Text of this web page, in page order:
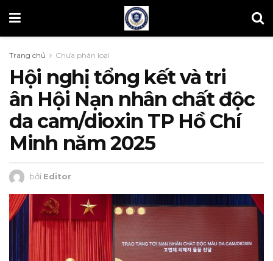
Trang chủ Chưa phân loại
Hội nghị tổng kết và tri
ân Hội Nạn nhân chất độc
da cam/dioxin TP Hồ Chí
Minh năm 2025
bởi Editor